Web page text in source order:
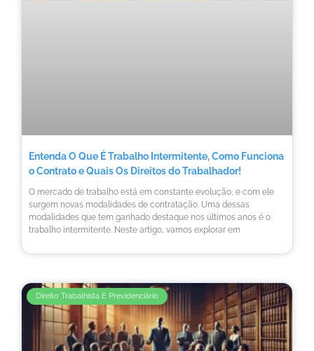
Entenda O Que É Trabalho Intermitente, Como Funciona
o Contrato e Quais Os Direitos do Trabalhador!
O mercado de trabalho está em constante evolução, e com ele
surgem novas modalidades de contratação. Uma dessas
modalidades que tem ganhado destaque nos últimos anos é o
trabalho intermitente. Neste artigo, vamos explorar em
Direito Trabalhista E Previdenciário